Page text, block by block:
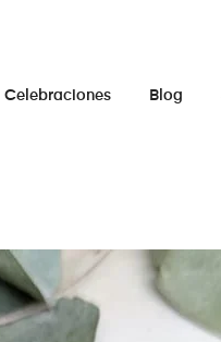
Celebraciones Blog